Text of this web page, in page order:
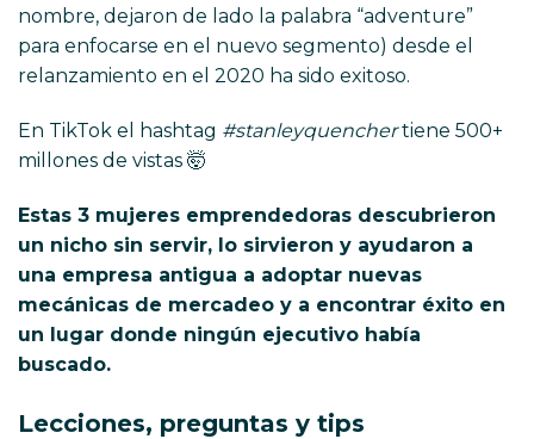
nombre, dejaron de lado la palabra “adventure”
para enfocarse en el nuevo segmento) desde el
relanzamiento en el 2020 ha sido exitoso.
En TikTok el hashtag #stanleyquenchertiene 500+
millones de vistas 🤯
Estas 3 mujeres emprendedoras descubrieron
un nicho sin servir, lo sirvieron y ayudaron a
una empresa antigua a adoptar nuevas
mecánicas de mercadeo y a encontrar éxito en
un lugar donde ningún ejecutivo había
buscado.
Lecciones, preguntas y tips